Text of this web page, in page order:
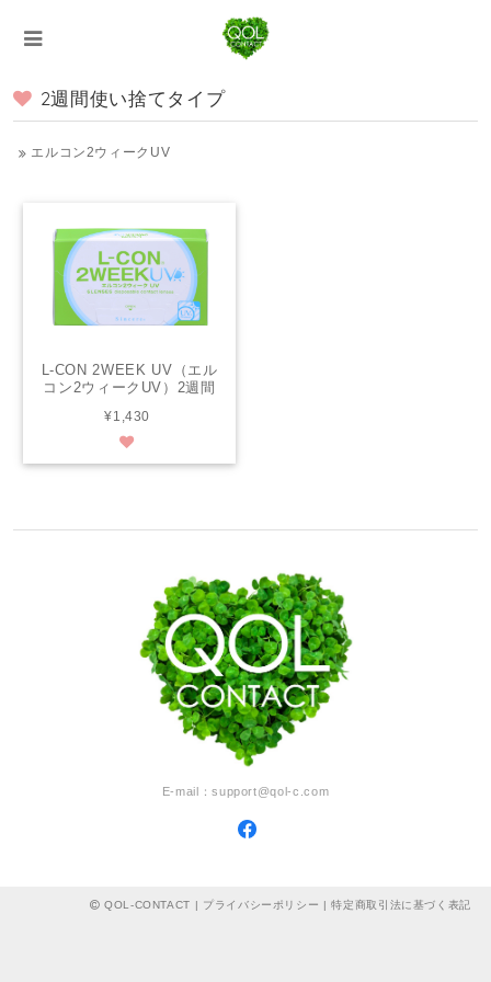
2週間使い捨てタイプ
エルコン2ウィークUV
L-CON 2WEEK UV（エル
コン2ウィークUV）2週間
¥1,430
E-mail：support@qol-c.com
QOL-CONTACT | プライバシーポリシー |特定商取引法に基づく表記